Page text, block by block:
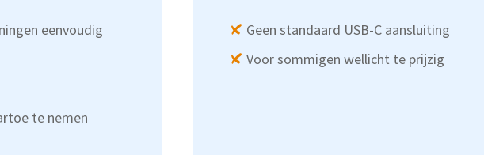
eenvoudig
te nemen
Geen standaard USB-C aansluiting
Voor sommigen wellicht te prijzig